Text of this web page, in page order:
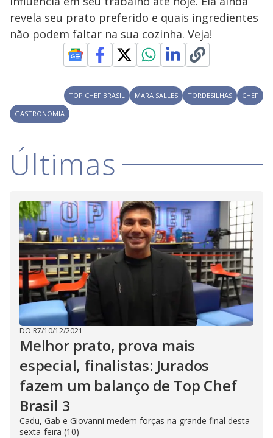
y
V
i
e
o
M
u
revela seu prato preferido e quais ingredientes
não podem faltar na sua cozinha. Veja!
TOP CHEF BRASIL MARA SALLES TORDESILHAS
CHEF
GASTRONOMIA
Últimas
DO R7/10/12/2021
Melhor prato, prova mais
especial, finalistas: Jurados
fazem um balanço de Top Chef
Brasil 3
Cadu, Gab e Giovanni medem forças na grande final desta
sexta-feira (10)